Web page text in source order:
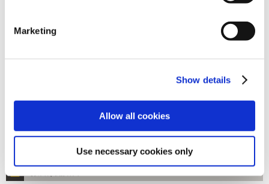
Marketing
Show details
Allow all cookies
Use necessary cookies only
お届け開始日：
バイオハザード RE:4 バイオ名作劇場 フレークシール
1,100円